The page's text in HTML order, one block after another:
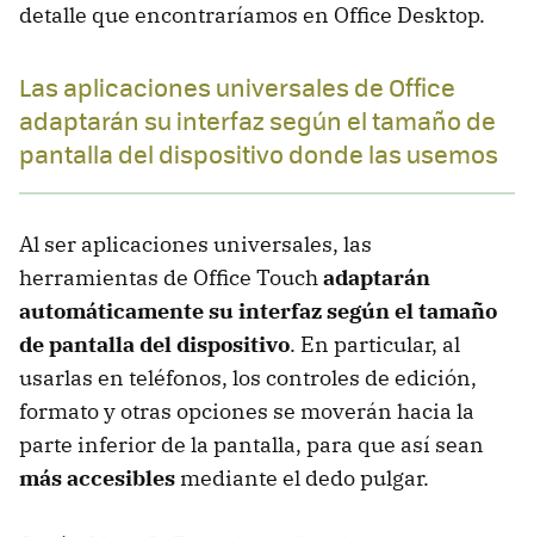
detalle que encontraríamos en Office Desktop.
Las aplicaciones universales de Office
adaptarán su interfaz según el tamaño de
pantalla del dispositivo donde las usemos
Al ser aplicaciones universales, las
herramientas de Office Touchadaptarán
automáticamente su interfaz según el tamaño
de pantalla del dispositivo. En particular, al
usarlas en teléfonos, los controles de edición,
formato y otras opciones se moverán hacia la
parte inferior de la pantalla, para que así sean
más accesibles mediante el dedo pulgar.